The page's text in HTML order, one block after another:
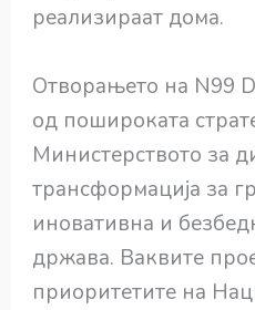
реализираат дома.
Отворањето на N99
од пошироката
Министерството за
трансформација за
иновативна и
држава. Ваквите
приоритетите на